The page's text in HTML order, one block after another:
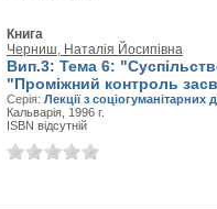
Книга
Черниш, Наталія Йосипівна
Вип.3: Тема 6:
"Проміжний контроль
Серія: Лекції з соціогуманітарних
Кальварія, 1996 г.
ISBN відсутній